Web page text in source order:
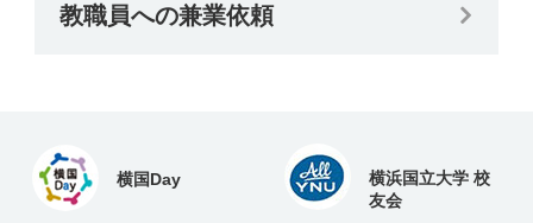
教職員への兼業依頼
横国Day
横浜国立大学 校
友会